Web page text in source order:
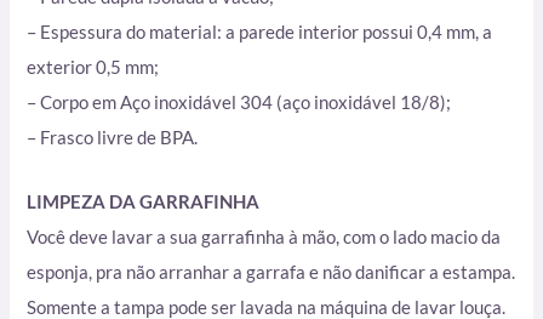
– Espessura do material: a parede interior possui 0,4 mm, a
exterior 0,5 mm;
– Corpo em Aço inoxidável 304 (aço inoxidável 18/8);
– Frasco livre de BPA.
LIMPEZA DA GARRAFINHA
Você deve lavar a sua garrafinha à mão, com o lado macio da
esponja, pra não arranhar a garrafa e não danificar a estampa.
Somente a tampa pode ser lavada na máquina de lavar louça.